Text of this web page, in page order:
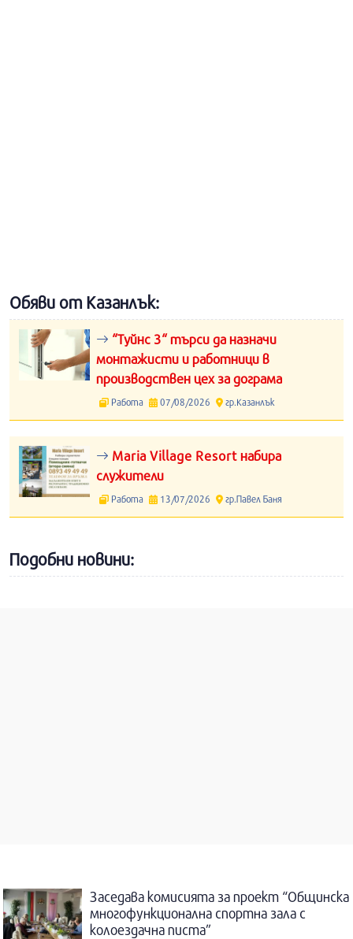
Обяви от Казанлък:
“Туйнс 3“ търси да назначи
монтажисти и работници в
производствен цех за дограма
Работа 07/08/2026 гр.Казанлък
Maria Village Resort набира
служители
Работа 13/07/2026 гр.Павел Баня
Подобни новини:
Заседава комисията за проект “Общинска
многофункционална спортна зала с
колоездачна писта”